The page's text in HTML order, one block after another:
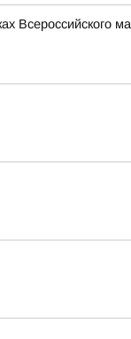
Всероссийского